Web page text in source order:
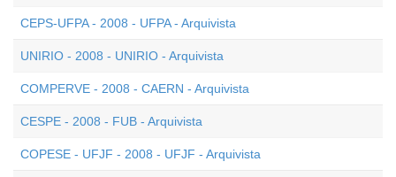
CEPS-UFPA - 2008 - UFPA - Arquivista
UNIRIO - 2008 - UNIRIO - Arquivista
COMPERVE - 2008 - CAERN - Arquivista
CESPE - 2008 - FUB - Arquivista
COPESE - UFJF - 2008 - UFJF - Arquivista